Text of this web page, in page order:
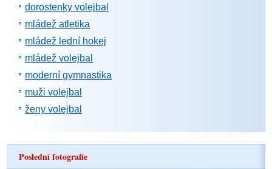
dorostenky volejbal
mládež atletika
mládež lední hokej
mládež volejbal
moderní gymnastika
muži volejbal
ženy volejbal
Poslední fotografie